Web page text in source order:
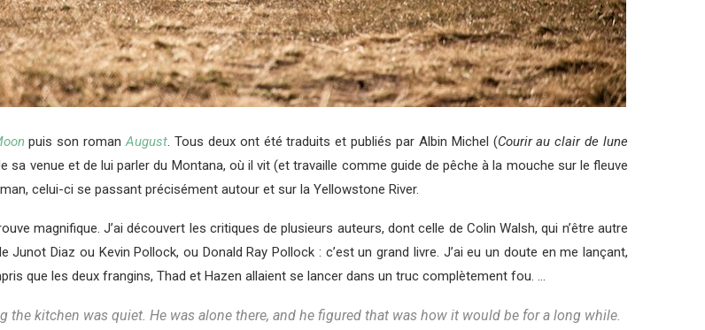
puis son romanAugust. Tous deux ont été traduits et publiés par Albin Michel (Courir au clair de lune
sa venue et de lui parler du Montana, où il vit (et travaille comme guide de pêche à la mouche sur le fleuve
celui-ci se passant précisément autour et sur la Yellowstone River.
magnifique. J’ai découvert les critiques de plusieurs auteurs, dont celle de Colin Walsh, qui n’être autre
Junot Diaz ou Kevin Pollock, ou Donald Ray Pollock : c’est un grand livre. J’ai eu un doute en me lançant,
que les deux frangins, Thad et Hazen allaient se lancer dans un truc complètement fou. …
kitchen was quiet. He was alone there, and he figured that was how it would be for a long while.